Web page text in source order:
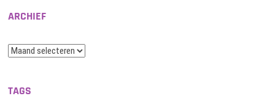
ARCHIEF
Archief
TAGS